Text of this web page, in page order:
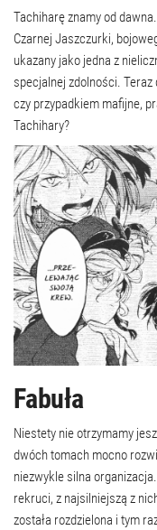
Tachiharę znamy od
Czarnej Jaszczurki,
ukazany jako jedna z
specjalnej zdolności.
czy przypadkiem mafijne,
Tachihary?
Fabuła
Niestety nie otrzymamy
dwóch tomach mocno
niezwykle silna
rekruci, z najsilniejszą z
została rozdzielona i tym